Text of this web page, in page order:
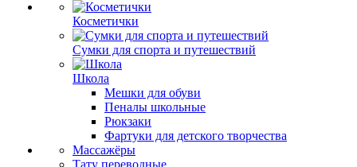
Косметички
Сумки для спорта и путешествий
Школа
Мешки для обуви
Пеналы школьные
Рюкзаки
Фартуки для детского творчества
Массажёры
Тату переводные